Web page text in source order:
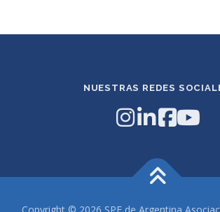
NUESTRAS REDES